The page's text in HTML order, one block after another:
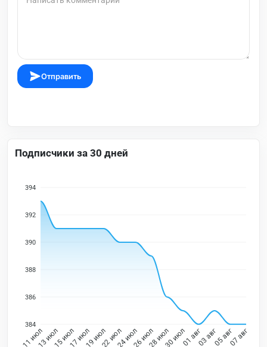
Отправить
Подписчики за 30 дней
394
392
390
388
386
384
11 июл13 июл15 июл17 июл19 июл22 июл24 июл26 июл28 июл30 июл01 авг03 авг05 авг07 авг